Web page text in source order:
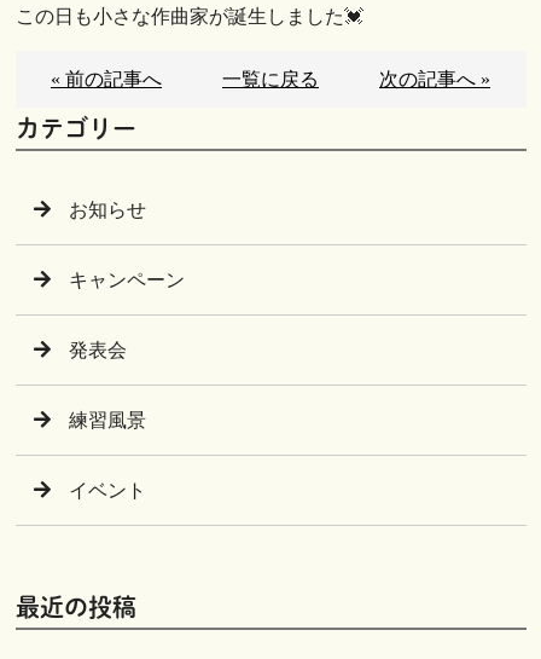
この日も小さな作曲家が誕生しました💓
« 前の記事へ 一覧に戻る 次の記事へ »
カテゴリー
お知らせ
キャンペーン
発表会
練習風景
イベント
最近の投稿